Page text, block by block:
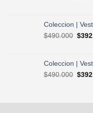
era:
Coleccion |
$490.000 El
era:
$
Coleccion |
$490.000 El
$